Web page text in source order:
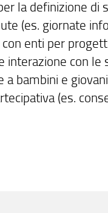
la definizione di
(es. giornate
enti per
interazione con le
bambini e
(es.